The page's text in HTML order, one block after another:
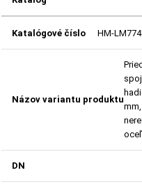
HM-
mm,
oceľ